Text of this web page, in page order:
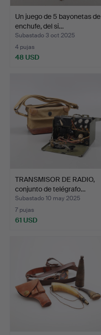
Un juego de 5 bayonetas de
enchufe, del si…
Subastado 3 oct 2025
4 pujas
48 USD
TRANSMISOR DE RADIO,
conjunto de telégrafo…
Subastado 10 may 2025
7 pujas
61 USD